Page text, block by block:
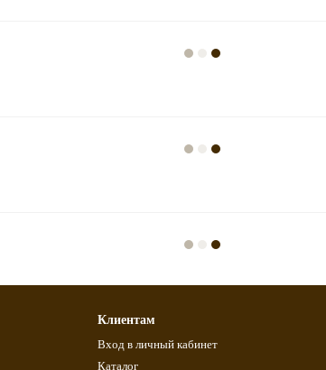
Клиентам
Вход в личный кабинет
Каталог